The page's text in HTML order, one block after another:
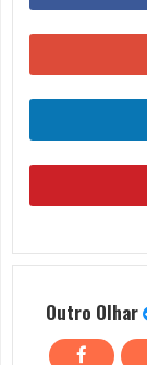
Outro Olhar